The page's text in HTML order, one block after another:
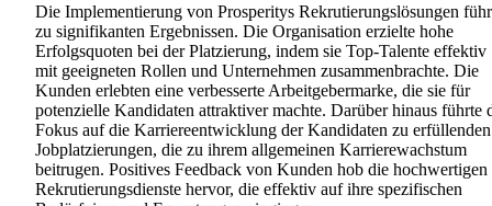
Die Implementierung von Prosperitys Rekrutierungslösungen
zu signifikanten Ergebnissen. Die Organisation erzielte hohe
Erfolgsquoten bei der Platzierung, indem sie Top-Talente effektiv
mit geeigneten Rollen und Unternehmen zusammenbrachte. Die
Kunden erlebten eine verbesserte Arbeitgebermarke, die sie für
potenzielle Kandidaten attraktiver machte. Darüber hinaus führte
Fokus auf die Karriereentwicklung der Kandidaten zu erfüllenden
Jobplatzierungen, die zu ihrem allgemeinen Karrierewachstum
beitrugen. Positives Feedback von Kunden hob die hochwertigen
Rekrutierungsdienste hervor, die effektiv auf ihre spezifischen